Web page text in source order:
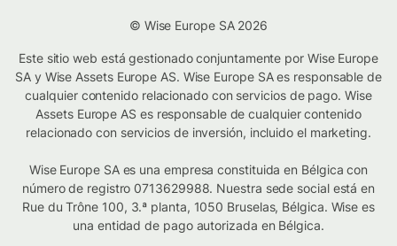
© Wise Europe SA 2026
Este sitio web está gestionado conjuntamente por Wise Europe
SA y Wise Assets Europe AS. Wise Europe SA es responsable de
cualquier contenido relacionado con servicios de pago. Wise
Assets Europe AS es responsable de cualquier contenido
relacionado con servicios de inversión, incluido el marketing.
Wise Europe SA es una empresa constituida en Bélgica con
número de registro 0713629988. Nuestra sede social está en
Rue du Trône 100, 3.ª planta, 1050 Bruselas, Bélgica. Wise es
una entidad de pago autorizada en Bélgica.